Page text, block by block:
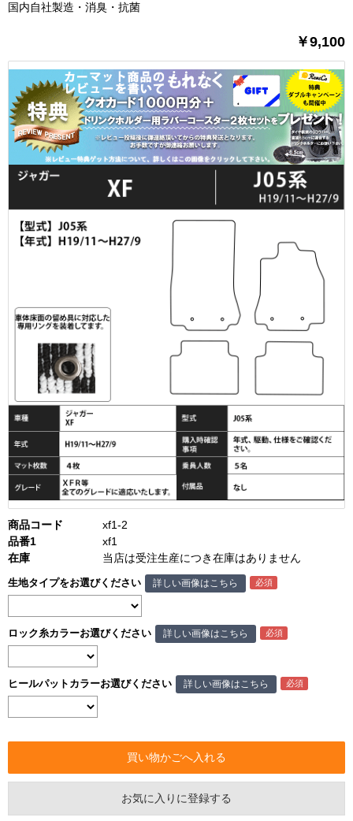
国内自社製造・消臭・抗菌
￥9,100
商品コード
xf1-2
品番1
xf1
在庫
当店は受注生産につき在庫はありません
生地タイプをお選びください 詳しい画像はこちら
ロック糸カラーお選びください 詳しい画像はこちら
ヒールパットカラーお選びください 詳しい画像はこちら
お気に入りに登録する